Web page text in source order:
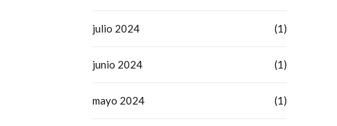
julio 2024 (1)
junio 2024 (1)
mayo 2024 (1)